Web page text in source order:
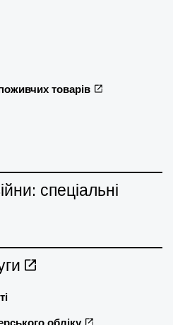
товарів
спеціальні
обліку